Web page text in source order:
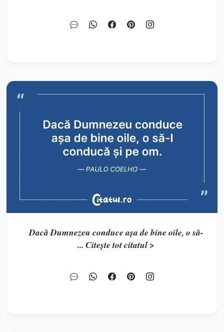
Dacă Dumnezeu conduce așa de bine oile, o să-
... Citește tot citatul >